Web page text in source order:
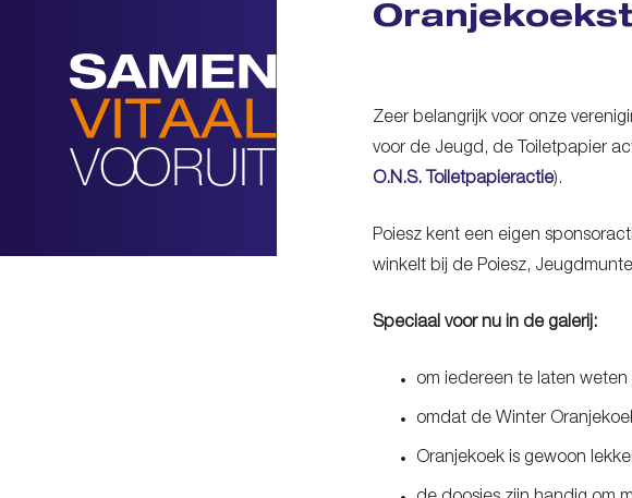
Zeer belangrijk voor onze
voor de Jeugd, de Toiletpapier
O.N.S. Toiletpapieractie).
Poiesz kent een eigen
winkelt bij de Poiesz,
Speciaal voor nu in de galerij:
om iedereen te laten
omdat de Winter
Oranjekoek is gewoon